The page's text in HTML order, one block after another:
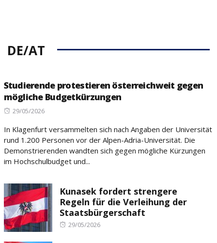
DE/AT
Studierende protestieren österreichweit gegen
mögliche Budgetkürzungen
Posted
29/05/2026
In Klagenfurt versammelten sich nach Angaben der Universität
rund 1.200 Personen vor der Alpen-Adria-Universität. Die
Demonstrierenden wandten sich gegen mögliche Kürzungen
im Hochschulbudget und...
Kunasek fordert strengere
Regeln für die Verleihung der
Staatsbürgerschaft
Posted
29/05/2026